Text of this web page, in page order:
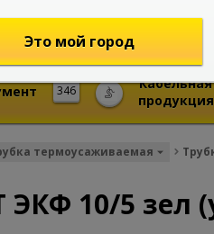
346
Кабельная
продукция
термоусаживаемая
10/5 зел
Это мой город